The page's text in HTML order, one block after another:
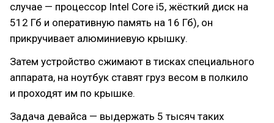
случае — процессор Intel Core i5, жёсткий диск на
512 Гб и оперативную память на 16 Гб), он
прикручивает алюминиевую крышку.
Затем устройство сжимают в тисках специального
аппарата, на ноутбук ставят груз весом в полкило
и проходят им по крышке.
Задача девайса — выдержать 5 тысяч таких